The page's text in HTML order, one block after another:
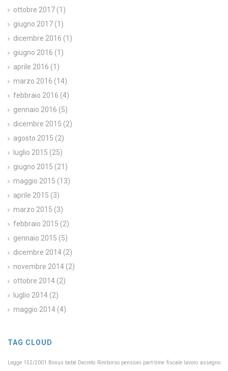
ottobre 2017 (1)
giugno 2017 (1)
dicembre 2016 (1)
giugno 2016 (1)
aprile 2016 (1)
marzo 2016 (14)
febbraio 2016 (4)
gennaio 2016 (5)
dicembre 2015 (2)
agosto 2015 (2)
luglio 2015 (25)
giugno 2015 (21)
maggio 2015 (13)
aprile 2015 (3)
marzo 2015 (3)
febbraio 2015 (2)
gennaio 2015 (5)
dicembre 2014 (2)
novembre 2014 (2)
ottobre 2014 (2)
luglio 2014 (2)
maggio 2014 (4)
TAG CLOUD
Legge 152/2001 Bonus bebè Decreto Rimborso pensioni part-time fiscale lavoro assegno